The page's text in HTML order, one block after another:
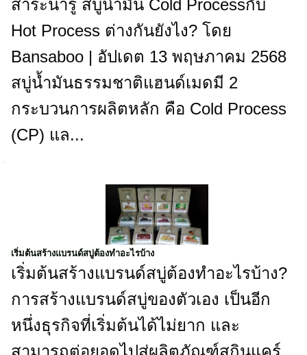
สาระน่ารู้ สบู่น้ำมัน Cold Processกับ
Hot Process ต่างกันยังไง? โดย
Bansaboo | อัปเดต 13 พฤษภาคม 2568
สบู่น้ำมันธรรมชาติแฮนด์เมดมี 2
กระบวนการผลิตหลัก คือ Cold Process
(CP) แล...
เริ่มต้นสร้างแบรนด์สบู่ต้องทำอะไรบ้าง
เริ่มต้นสร้างแบรนด์สบู่ต้องทำอะไรบ้าง?
การสร้างแบรนด์สบู่ของตัวเอง เป็นอีก
หนึ่งธุรกิจที่เริ่มต้นได้ไม่ยาก และ